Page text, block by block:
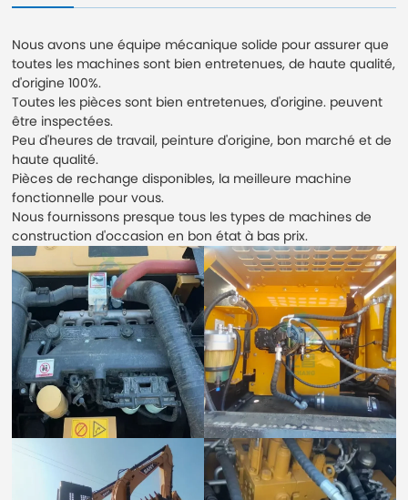
Nous avons une équipe mécanique solide pour assurer que
toutes les machines sont bien entretenues, de haute qualité,
d'origine 100%.
Toutes les pièces sont bien entretenues, d'origine. peuvent
être inspectées.
Peu d'heures de travail, peinture d'origine, bon marché et de
haute qualité.
Pièces de rechange disponibles, la meilleure machine
fonctionnelle pour vous.
Nous fournissons presque tous les types de machines de
construction d'occasion en bon état à bas prix.